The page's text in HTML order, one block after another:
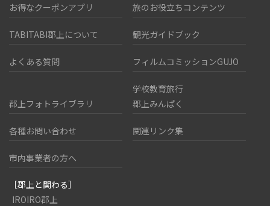
お得なクーポンアプリ 旅のお役立ちコンテンツ
TABITABI郡上について 観光ガイドブック
よくある質問 フィルムコミッションGUJO
郡上フォトライブラリ
学校教育旅行
郡上みんぱく
各種お問い合わせ 関連リンク集
市内事業者の方へ
［郡上と関わる］
IROIRO郡上